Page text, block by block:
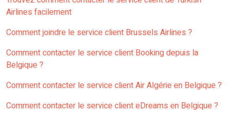
Airlines facilement
Comment joindre le service client Brussels Airlines ?
Comment contacter le service client Booking depuis la
Belgique ?
Comment contacter le service client Air Algérie en Belgique ?
Comment contacter le service client eDreams en Belgique ?